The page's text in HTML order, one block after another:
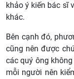
khảo ý kiến bác sĩ
khác.
Bên cạnh đó,
cũng nên được
các quý ông
mỗi người nên